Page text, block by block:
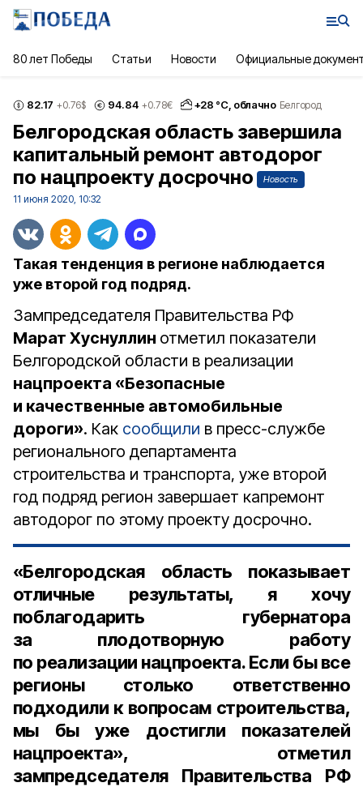
80 лет Победы Статьи Новости Официальные
82.17 +0.76$ 94.84 +0.78€ +28 °С, облачно Белгород
Белгородская область завершила
капитальный ремонт автодорог
по нацпроекту досрочно
Новость
11 июня 2020, 10:32
Такая тенденция в регионе наблюдается
уже второй год подряд.
Зампредседателя Правительства РФ
Марат Хуснуллин отметил показатели
Белгородской области в реализации
нацпроекта «Безопасные
и качественные автомобильные
дороги». Как сообщили в пресс-службе
регионального департамента
строительства и транспорта, уже второй
год подряд регион завершает капремонт
автодорог по этому проекту досрочно.
«Белгородская область показывает
отличные результаты, я хочу
поблагодарить губернатора
за плодотворную работу
по реализации нацпроекта. Если бы все
регионы столько ответственно
подходили к вопросам строительства,
мы бы уже достигли показателей
нацпроекта», отметил
зампредседателя Правительства РФ